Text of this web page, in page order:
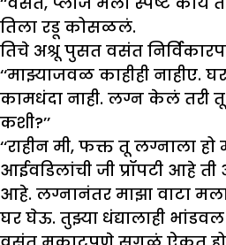
तिला रडू कोसळलं.
तिचे अश्रू पुसत वसंत
‘‘माझ्याजवळ काहीही नाहीए.
कामधंदा नाही. लग्न केलं तरी तू
कशी?’’
‘‘राहीन मी, फक्त तू लग्नाला हो
आईवडिलांची जी प्रॉपटी आहे ती
आहे. लग्नानंतर माझा वाटा
घर घेऊ. तुझ्या धंद्यालाही भांडवल